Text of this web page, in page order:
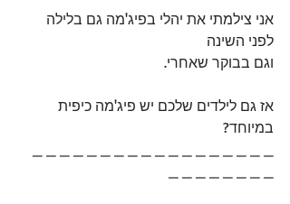
אני צילמתי את יהלי בפיג'מה גם בלילה
לפני השינה
וגם בבוקר שאחרי.
אז גם לילדים שלכם יש פיג'מה כיפית
במיוחד?